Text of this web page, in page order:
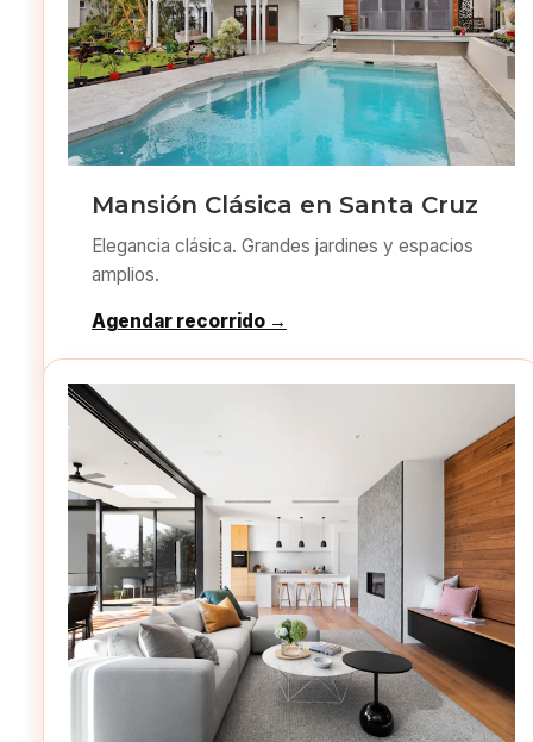
Mansión Clásica en Santa Cruz
Elegancia clásica. Grandes jardines y espacios
amplios.
Agendar recorrido →